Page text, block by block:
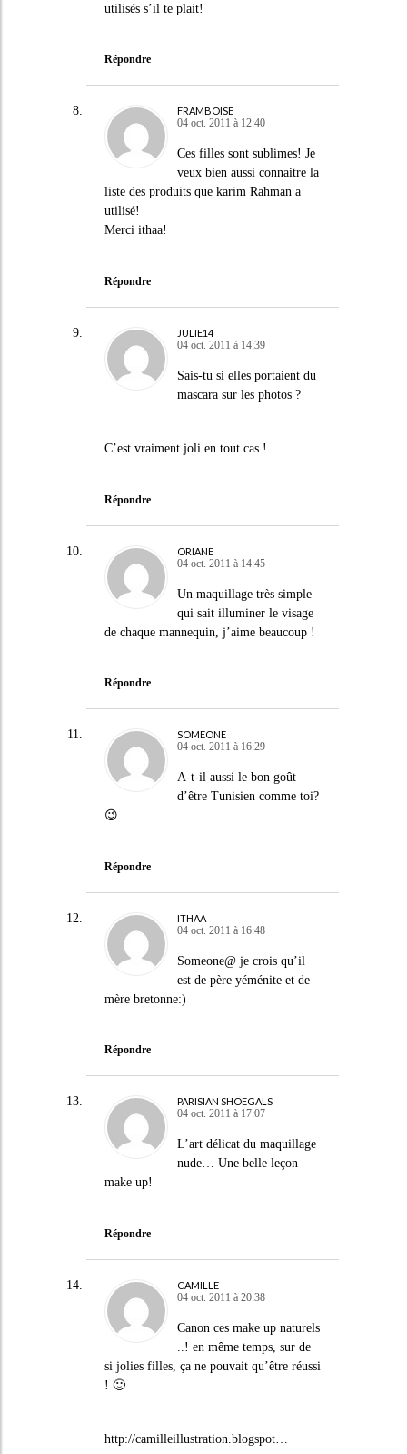
utilisés s’il te plait!
Répondre
FRAMBOISE
04 oct. 2011 à 12:40
Ces filles sont sublimes! Je
veux bien aussi connaitre la
liste des produits que karim Rahman a
utilisé!
Merci ithaa!
Répondre
JULIE14
04 oct. 2011 à 14:39
Sais-tu si elles portaient du
mascara sur les photos ?
C’est vraiment joli en tout cas !
Répondre
ORIANE
04 oct. 2011 à 14:45
Un maquillage très simple
qui sait illuminer le visage
de chaque mannequin, j’aime beaucoup !
Répondre
SOMEONE
04 oct. 2011 à 16:29
A-t-il aussi le bon goût
d’être Tunisien comme toi?
😉
Répondre
ITHAA
04 oct. 2011 à 16:48
Someone@ je crois qu’il
est de père yéménite et de
mère bretonne:)
Répondre
PARISIAN SHOEGALS
04 oct. 2011 à 17:07
L’art délicat du maquillage
nude… Une belle leçon
make up!
Répondre
CAMILLE
04 oct. 2011 à 20:38
Canon ces make up naturels
..! en même temps, sur de
si jolies filles, ça ne pouvait qu’être réussi
! 🙂
http://camilleillustration.blogspot…